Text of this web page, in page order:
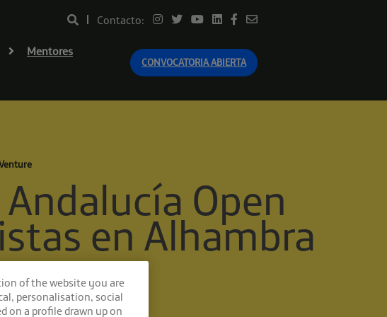
Contacto:
Mentores
CONVOCATORIA ABIERTA
Open
en Alhambra
of the website you are
personalisation, social
on a profile drawn up on